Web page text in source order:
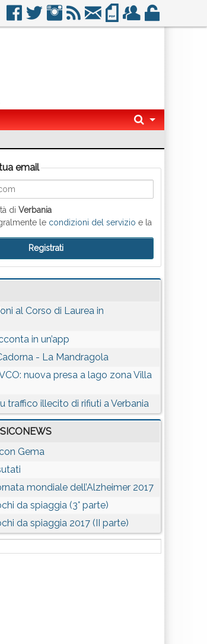
email
diVerbania
le condizioni del servizio e la
al Corso di Laurea in
in un’app
- La Mandragola
nuova presa a lago zona Villa
traffico illecito di rifiuti a Verbania
Gema
mondiale dell’Alzheimer 2017
da spiaggia (3° parte)
da spiaggia 2017 (II parte)